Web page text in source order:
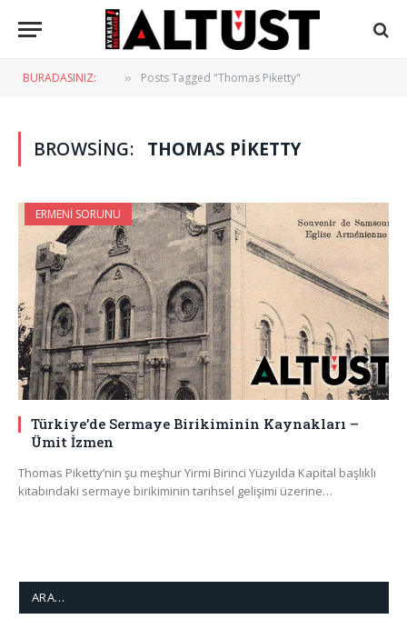
BURADASINIZ: » Posts Tagged "Thomas Piketty"
BROWSING: THOMAS PIKETTY
ERMENI SORUNU
Türkiye’de Sermaye Birikiminin Kaynakları –
Ümit İzmen
Thomas Piketty’nin şu meşhur Yirmi Birinci Yüzyılda Kapital başlıklı
kitabındaki sermaye birikiminin tarihsel gelişimi üzerine…
ARA…